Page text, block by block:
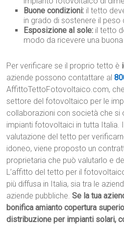
Buone condizioni: il tetto
in grado di sostenere il peso
Esposizione al sole: il tetto
modo da ricevere una
Per verificare se il proprio tetto è
aziende possono contattare al
AffittoTettoFotovoltaico.com,
settore del fotovoltaico per le
collaborazioni con società che si
impianti fotovoltaici in tutta Italia.
valutazione del tetto per
idoneo, viene proposto un
proprietaria che può valutarlo e
L’affitto del tetto per il
più diffusa in Italia, sia tra le
aziende pubbliche.Se la tua
bonifica amianto copertura
distribuzione per impianti solari,